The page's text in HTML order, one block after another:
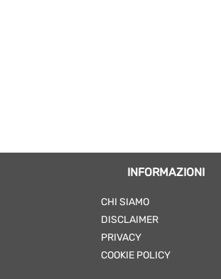
INFORMAZIONI
CHI SIAMO
DISCLAIMER
PRIVACY
COOKIE POLICY